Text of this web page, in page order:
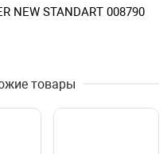
NEW STANDART 008790
товары